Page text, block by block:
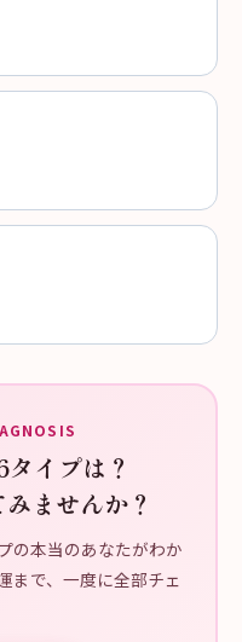
イプは？
ませんか？
の本当のあなたがわか
まで、一度に全部チェ